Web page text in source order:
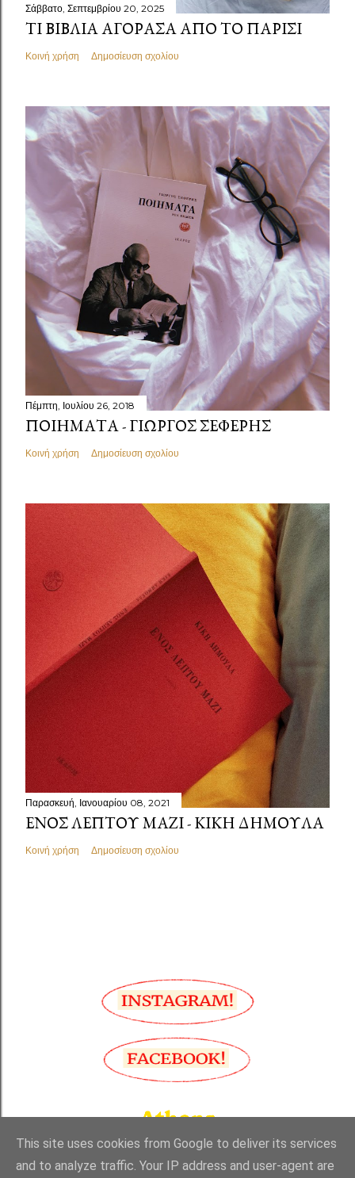
Σάββατο, Σεπτεμβρίου 20, 2025
ΤΙ ΒΙΒΛΊΑ ΑΓΌΡΑΣΑ ΑΠΌ ΤΟ ΠΑΡΊΣΙ
Κοινή χρήση Δημοσίευση σχολίου
Πέμπτη, Ιουλίου 26, 2018
ΠΟΙΉΜΑΤΑ - ΓΙΏΡΓΟΣ ΣΕΦΈΡΗΣ
Κοινή χρήση Δημοσίευση σχολίου
Παρασκευή, Ιανουαρίου 08, 2021
ΕΝΌΣ ΛΕΠΤΟΎ ΜΑΖΊ - ΚΙΚΉ ΔΗΜΟΥΛΆ
Κοινή χρήση Δημοσίευση σχολίου
This site uses cookies from Google to deliver its services
and to analyze traffic. Your IP address and user-agent are